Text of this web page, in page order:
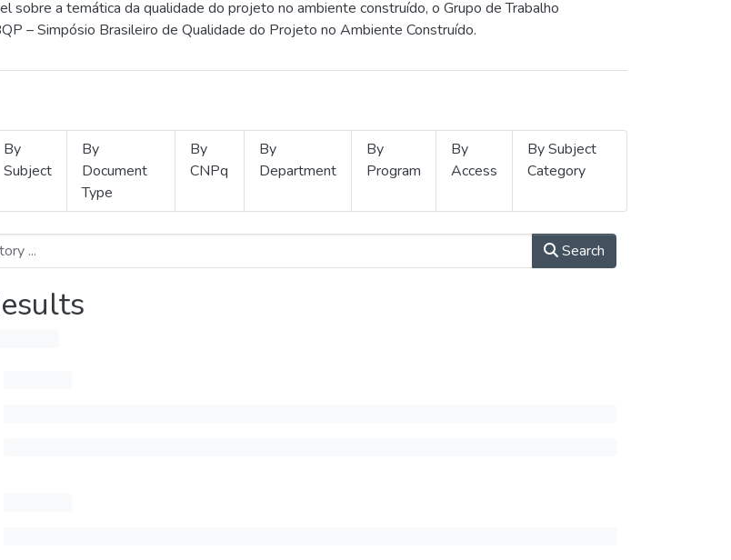
sobre a temática da qualidade do projeto no ambiente construído, o Grupo de Trabalho
– Simpósio Brasileiro de Qualidade do Projeto no Ambiente Construído.
By
Subject
By
Document
Type
By
CNPq
By
Department
By
Program
By
Access
By Subject
Category
Search